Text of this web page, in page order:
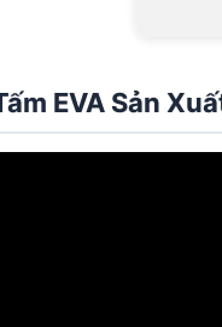
EVA Sản